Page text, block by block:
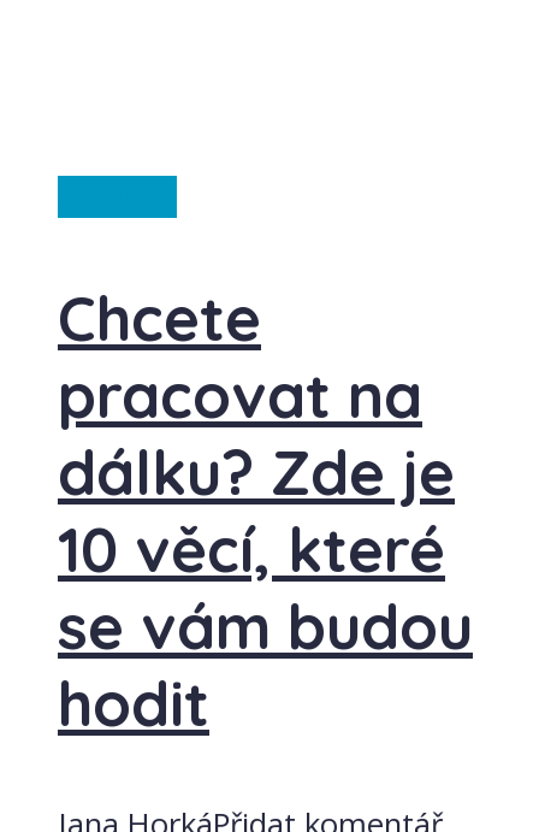
Chcete
pracovat na
dálku? Zde je
10 věcí, které
se vám budou
hodit